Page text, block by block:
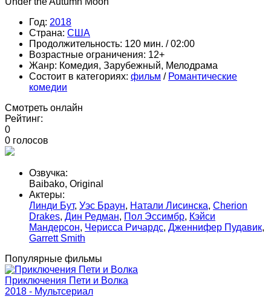
Год: 2018
Страна: США
Продолжительность: 120 мин. / 02:00
Возрастные ограничения: 12+
Жанр: Комедия, Зарубежный, Мелодрама
Состоит в категориях: фильм / Романтические
комедии
Смотреть онлайн
Рейтинг:
0
0 голосов
Озвучка:
Baibako, Original
Актеры:
Линди Бут, Уэс Браун, Натали Лисинска, Cherion
Drakes, Дин Редман, Пол Эссимбр, Кэйси
Мандерсон, Черисса Ричардс, Дженнифер Пудавик,
Garrett Smith
Популярные фильмы
Приключения Пети и Волка
2018 - Мультсериал